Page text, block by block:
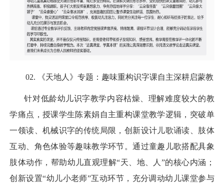
02. 《天地人》专题：趣味重构识字课自主深耕启蒙教
针对低龄幼儿识字教学内容枯燥、理解难度较大的教
学痛点，授课学生陈素娟自主重构课堂教学逻辑，突破单
一领读、机械识字的传统局限，创新设计儿歌诵读、肢体
互动、角色体验等趣味教学环节。通过童趣儿歌搭配具象
肢体动作，帮助幼儿直观理解“天、地、人”的核心内涵；
创新设置“幼儿小老师”互动环节，充分调动幼儿课堂参与